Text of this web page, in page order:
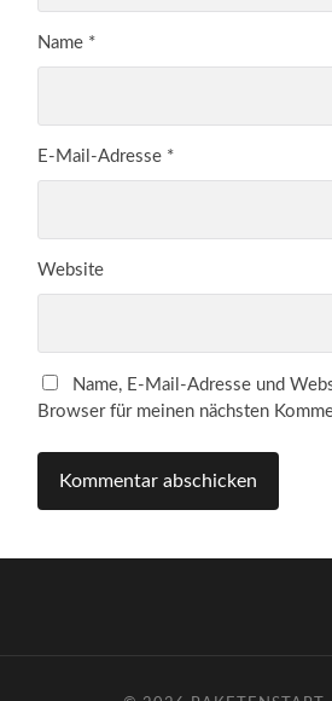
Name *
E-Mail-Adresse *
Website
Name, E-Mail-Adresse und
Browser für meinen nächsten